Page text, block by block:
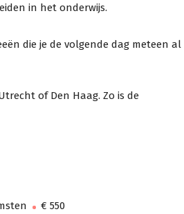
in het onderwijs.
die je de volgende dag meteen al
of Den Haag. Zo is de
€ 550